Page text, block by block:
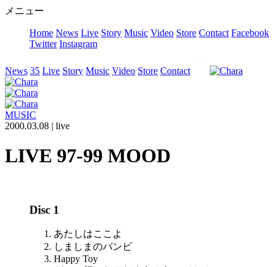
メニュー
Home News Live Story Music Video Store Contact Facebook
Twitter Instagram
News 35 Live Story Music Video Store Contact
MUSIC
2000.03.08 | live
LIVE 97-99 MOOD
Disc 1
あたしはここよ
しましまのバンビ
Happy Toy